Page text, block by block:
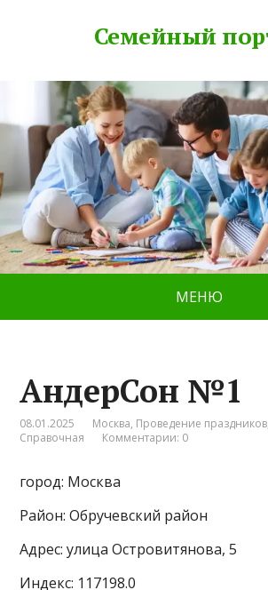
Семейный
МЕНЮ
АндерСон №1
08.01.2025 Москва, Проведение праздников
Справочная
Комментарии: 0
город: Москва
Район: Обручевский район
Адрес: улица Островитянова, 5
Индекс: 117198.0